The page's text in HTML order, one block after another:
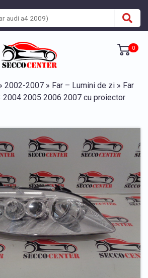
0
2002-2007 » Far – Lumini de zi » Far
2004 2005 2006 2007 cu proiector